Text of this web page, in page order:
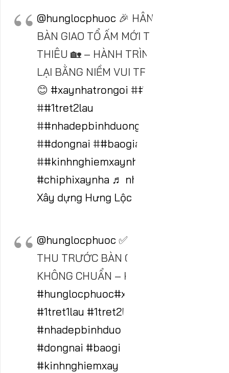
@hunglocphuoc 🎉 HÂN HOAN
BÀN GIAO TỔ ẤM MỚI TẠI LÁI
THIÊU 🏡 – HÀNH TRÌNH KHÉP
LẠI BẰNG NIỀM VUI TRỌN VẸN!
😊 #xaynhatrongoi ##1tret1lau
##1tret2lau
##nhadepbinhduong
##dongnai ##baogiaphantho
##kinhnghiemxaynha
#chiphixaynha ♬ nhạc nền -
Xây dựng Hưng Lộc Phước
@hunglocphuoc ✅ NGHIỆM
THU TRƯỚC BÀN GIAO🎯
KHÔNG CHUẨN – KHÔNG VỀ!
#hunglocphuoc#xaynhatrongoi
#1tret1lau #1tret2lau
#nhadepbinhduong
#dongnai #baogiaphantho
#kinhnghiemxaynha